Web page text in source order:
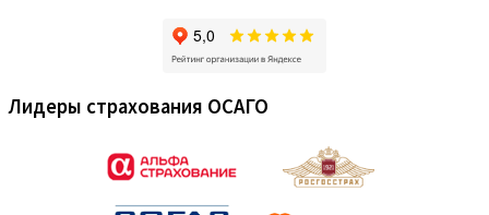
Лидеры страхования ОСАГО